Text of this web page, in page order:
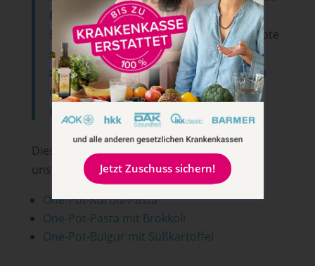
MittagessenüberSnack-Rezepte wie
Blitzbrot und Hummuscracker. Alle Rezepte
sind in maximal 30 Minuten
zubereitet.Jetzt Buch sichern und Zeit in
der Küche sparen – damit mehr Zeit für
dein Baby bleibt!
Diese weiteren One-Pot-Pasta Rezepte von
unserem Blog solltest du unbedingt testen:
One-Pot-Kürbis-Pasta
One-Pot-Pasta mit Brokkoli
One-Pot-Bulgur mit Süßkartoffel
Jetzt Zuschuss sichern!